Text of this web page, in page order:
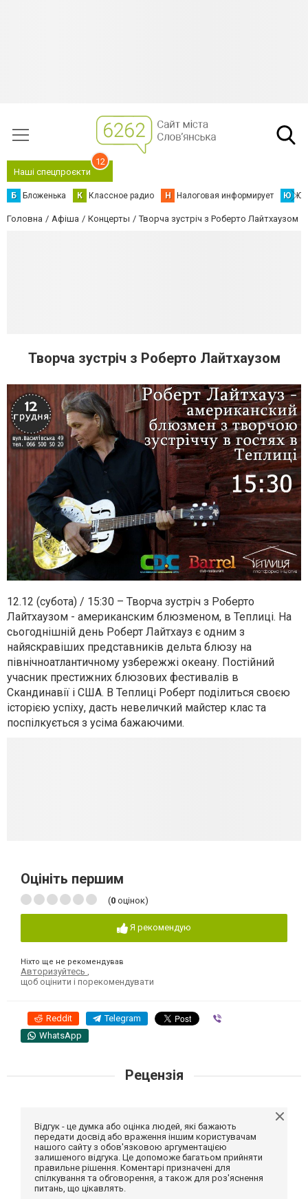
Наші спецпроєкти
12
Б Бложенька К Классное радио Н Налоговая информирует Ю
Головна Афіша Концерты Творча зустріч з Роберто Лайтхаузом
Творча зустріч з Роберто Лайтхаузом
12.12 (субота) / 15:30 – Творча зустріч з Роберто
Лайтхаузом - американским блюзменом, в Теплиці. На
сьогоднішній день Роберт Лайтхауз є одним з
найяскравіших представників дельта блюзу на
північноатлантичному узбережжі океану. Постійний
учасник престижних блюзових фестивалів в
Скандинавії і США. В Теплиці Роберт поділиться своєю
історією успіху, дасть невеличкий майстер клас та
поспілкується з усіма бажаючими.
Оцініть першим
(0 оцінок)
Я рекомендую
Ніхто ще не рекомендував
Авторизуйтесь
щоб оцінити і порекомендувати
Reddit Telegram
WhatsApp
Рецензія
Відгук - це думка або оцінка людей, які бажають
передати досвід або враження іншим користувачам
нашого сайту з обов'язковою аргументацією
залишеного відгука. Це допоможе багатьом прийняти
правильне рішення. Коментарі призначені для
спілкування та обговорення, а також для роз'яснення
питань, що цікавлять.